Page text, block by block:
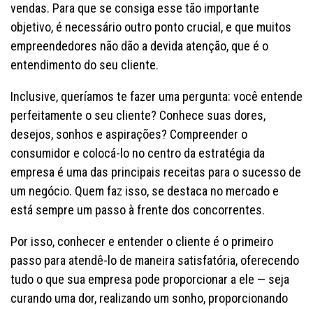
vendas. Para que se consiga esse tão importante
objetivo, é necessário outro ponto crucial, e que muitos
empreendedores não dão a devida atenção, que é o
entendimento do seu cliente.
Inclusive, queríamos te fazer uma pergunta: você entende
perfeitamente o seu cliente? Conhece suas dores,
desejos, sonhos e aspirações? Compreender o
consumidor e colocá-lo no centro da estratégia da
empresa é uma das principais receitas para o sucesso de
um negócio. Quem faz isso, se destaca no mercado e
está sempre um passo à frente dos concorrentes.
Por isso, conhecer e entender o cliente é o primeiro
passo para atendê-lo de maneira satisfatória, oferecendo
tudo o que sua empresa pode proporcionar a ele — seja
curando uma dor, realizando um sonho, proporcionando